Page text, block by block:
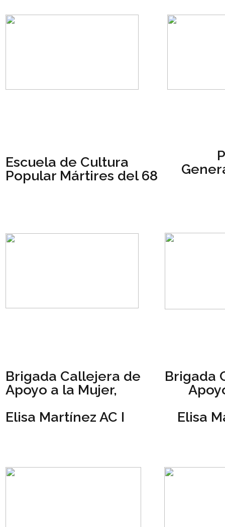
Escuela de Cultura
Popular Mártires del 68
Brigada Callejera de
Apoyo a la Mujer,
Elisa Martínez AC I
Brigada
Elisa